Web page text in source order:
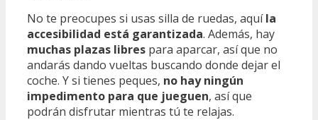
No te preocupes si usas silla de ruedas, aquíla
accesibilidad está garantizada. Además, hay
muchas plazas libres para aparcar, así que no
andarás dando vueltas buscando donde dejar el
coche. Y si tienes peques, no hay ningún
impedimento para que jueguen, así que
podrán disfrutar mientras tú te relajas.